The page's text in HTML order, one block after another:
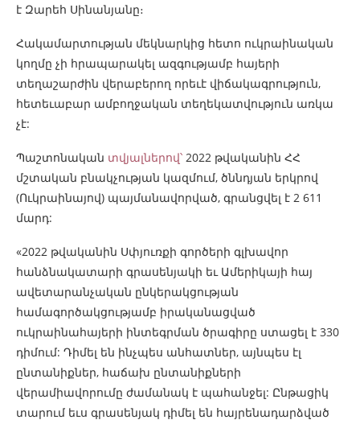
է Զարեհ Սինանյանը։
Հակամարտության մեկնարկից հետո ուկրաինական
կողմը չի հրապարակել ազգությամբ հայերի
տեղաշարժին վերաբերող որեւէ վիճակագրություն,
հետեւաբար ամբողջական տեղեկատվություն առկա
չէ:
Պաշտոնական տվյալներով՝ 2022 թվականին ՀՀ
մշտական բնակչության կազմում, ծննդյան երկրով
(Ուկրաինայով) պայմանավորված, գրանցվել է 2 611
մարդ:
«2022 թվականին Սփյուռքի գործերի գլխավոր
հանձնակատարի գրասենյակի եւ Ամերիկայի հայ
ավետարանչական ընկերակցության
համագործակցությամբ իրականացված
ուկրաինահայերի ինտեգրման ծրագիրը ստացել է 330
դիմում: Դիմել են ինչպես անհատներ, այնպես էլ
ընտանիքներ, հաճախ ընտանիքների
վերամիավորումը ժամանակ է պահանջել: Ընթացիկ
տարում եւս գրասենյակ դիմել են հայրենադարձված